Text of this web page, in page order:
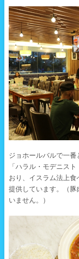
ジョホールバルで一番
「ハラル・モデニス
おり、イスラム法上
提供しています。（豚
いません。）